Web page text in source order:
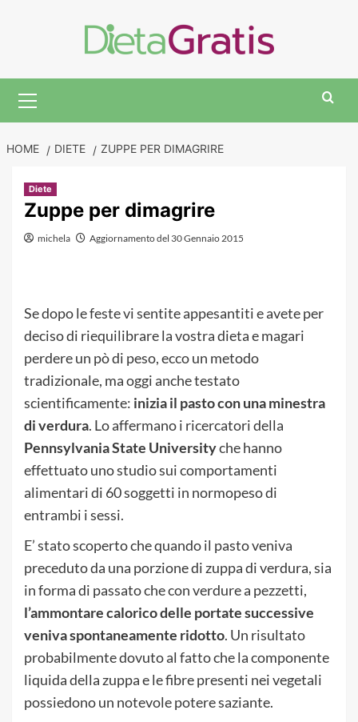
Menu
HOME DIETE ZUPPE PER DIMAGRIRE
Diete
Zuppe per dimagrire
michela Aggiornamento del 30 Gennaio 2015
Se dopo le feste vi sentite appesantiti e avete per
deciso di riequilibrare la vostra dieta e magari
perdere un pò di peso, ecco un metodo
tradizionale, ma oggi anche testato
scientificamente: inizia il pasto con una minestra
di verdura. Lo affermano i ricercatori della
Pennsylvania State Universityche hanno
effettuato uno studio sui comportamenti
alimentari di 60 soggetti in normopeso di
entrambi i sessi.
E’ stato scoperto che quando il pasto veniva
preceduto da una porzione di zuppa di verdura, sia
in forma di passato che con verdure a pezzetti,
l’ammontare calorico delle portate successive
veniva spontaneamente ridotto. Un risultato
probabilmente dovuto al fatto che la componente
liquida della zuppa e le fibre presenti nei vegetali
possiedono un notevole potere saziante.